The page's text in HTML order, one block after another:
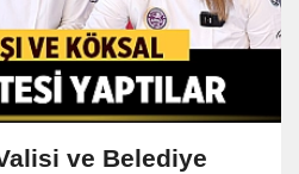
ve Belediye